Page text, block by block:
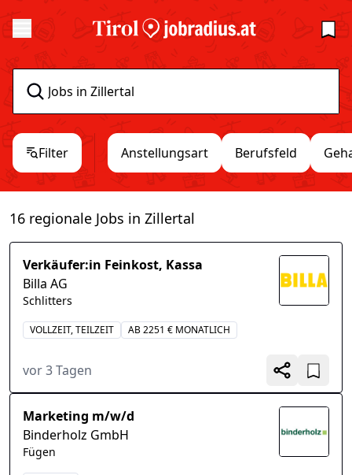
Filter Anstellungsart Berufsfeld
16 regionale Jobs in Zillertal
Verkäufer:in Feinkost, Kassa
Billa AG
Schlitters
VOLLZEIT, TEILZEIT AB 2251 € MONATLICH
vor 3 Tagen
Marketing m/w/d
Binderholz GmbH
Fügen